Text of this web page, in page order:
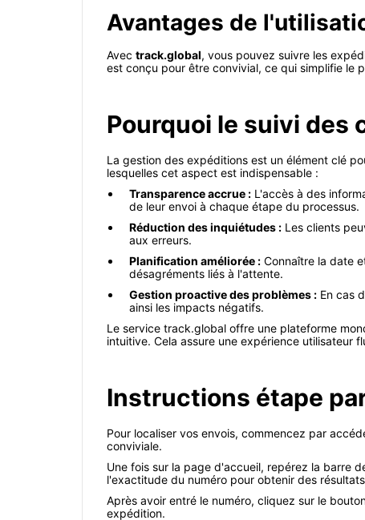
Avantages de
Avec track.global, vous pouvez suivre les
est conçu pour être convivial, ce qui simplifie le
Pourquoi le suivi des
La gestion des expéditions est un élément clé
lesquelles cet aspect est indispensable :
Transparence accrue : L'accès à des
de leur envoi à chaque étape du processus.
Réduction des inquiétudes : Les clients
aux erreurs.
Planification améliorée : Connaître la date
désagréments liés à l'attente.
Gestion proactive des problèmes : En cas
ainsi les impacts négatifs.
Le service track.global offre une plateforme
intuitive. Cela assure une expérience utilisateur
Instructions étape
Pour localiser vos envois, commencez par
conviviale.
Une fois sur la page d'accueil, repérez la barre
l'exactitude du numéro pour obtenir des
Après avoir entré le numéro, cliquez sur le
expédition.